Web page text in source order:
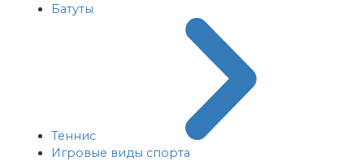
Батуты
Теннис
Игровые виды спорта